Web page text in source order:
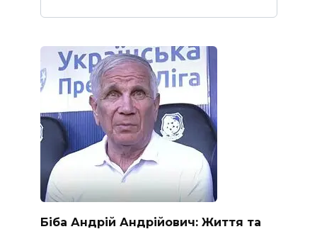
Біба Андрій Андрійович: Життя та